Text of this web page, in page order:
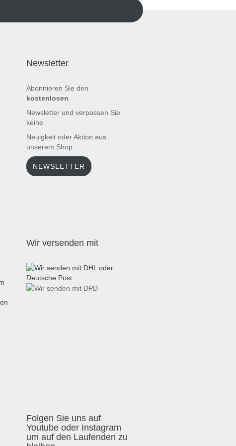
Newsletter
Abonnieren Sie den
kostenlosen
Newsletter und verpassen Sie
keine
Neuigkeit oder Aktion aus
unserem Shop.
NEWSLETTER
Wir versenden mit
Folgen Sie uns auf
Youtube oder Instagram
um auf den Laufenden zu